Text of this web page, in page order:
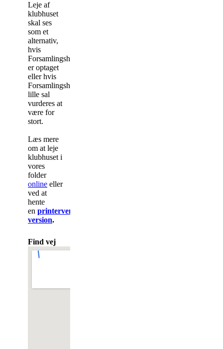
Leje af
klubhuset
skal ses
som et
alternativ,
hvis
Forsamlingshuset
er optaget
eller hvis
Forsamlingshusets
lille sal
vurderes at
være for
stort.
Læs mere
om at leje
klubhuset i
vores
folder
online eller
ved at
hente
en printervenlig
version.
Find vej